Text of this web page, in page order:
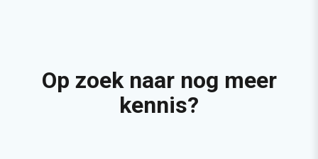
Op zoek naar nog meer
kennis?